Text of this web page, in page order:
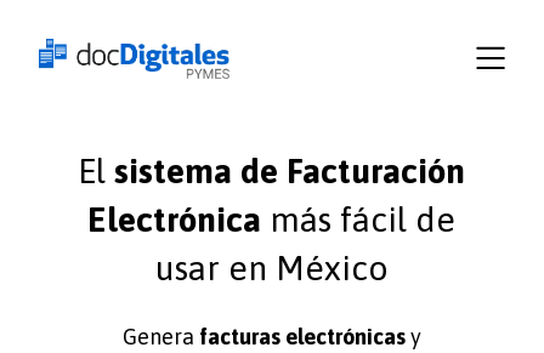
Recursos
docDigitales
Elsistema de Facturación
Electrónica más fácil de
usar en México
Genera facturas electrónicasy